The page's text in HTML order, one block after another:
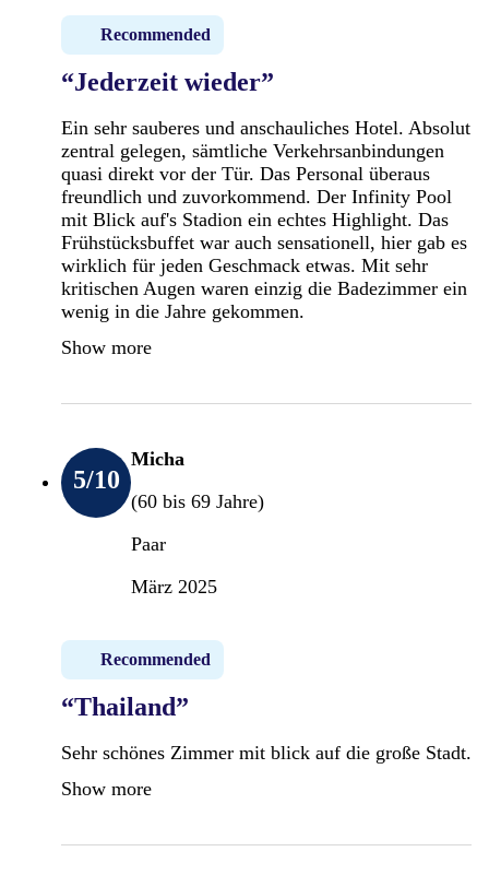
Recommended
“Jederzeit wieder”
Ein sehr sauberes und anschauliches Hotel. Absolut
zentral gelegen, sämtliche Verkehrsanbindungen
quasi direkt vor der Tür. Das Personal überaus
freundlich und zuvorkommend. Der Infinity Pool
mit Blick auf's Stadion ein echtes Highlight. Das
Frühstücksbuffet war auch sensationell, hier gab es
wirklich für jeden Geschmack etwas. Mit sehr
kritischen Augen waren einzig die Badezimmer ein
wenig in die Jahre gekommen.
Show more
5/10
Micha
(60 bis 69 Jahre)
Paar
März 2025
Recommended
“Thailand”
Sehr schönes Zimmer mit blick auf die große Stadt.
Show more